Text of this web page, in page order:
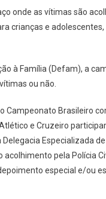
onde as vítimas são
crianças e
à Família (Defam), a
ou não.
Campeonato Brasileiro
e Cruzeiro
Especializada
pela Polícia
especial e/ou